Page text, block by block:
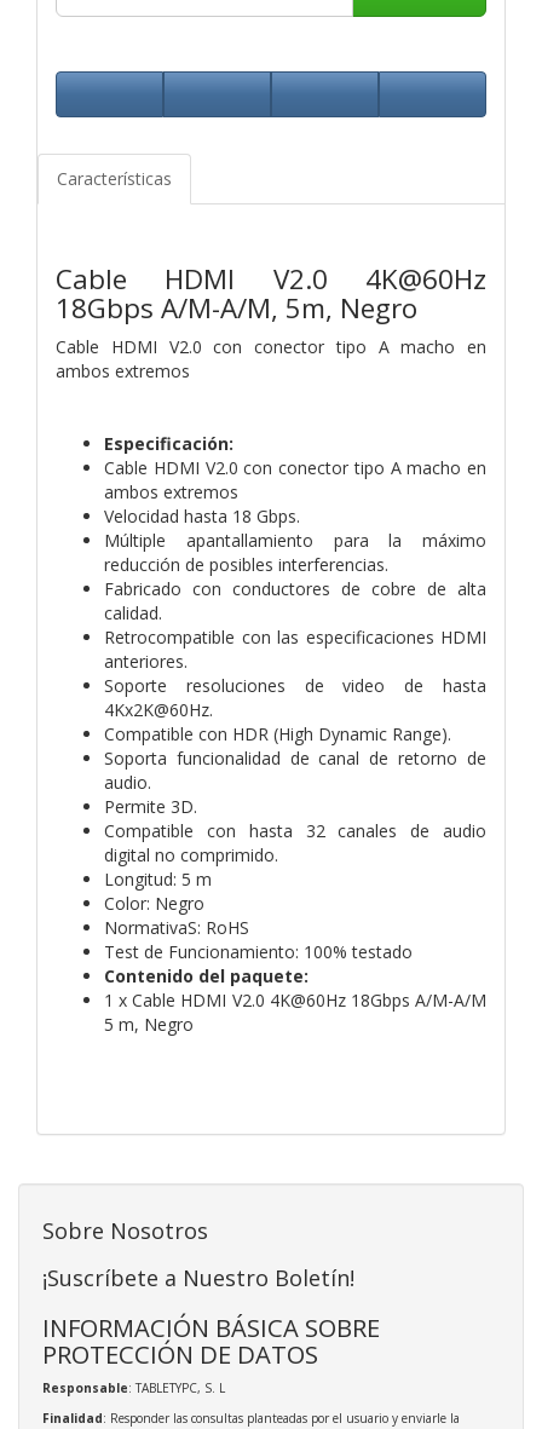
Características
Cable HDMI V2.0 4K@60Hz
18Gbps A/M-A/M, 5m, Negro
Cable HDMI V2.0 con conector tipo A macho en
ambos extremos
Especificación:
Cable HDMI V2.0 con conector tipo A macho en
ambos extremos
Velocidad hasta 18 Gbps.
Múltiple apantallamiento para la máximo
reducción de posibles interferencias.
Fabricado con conductores de cobre de alta
calidad.
Retrocompatible con las especificaciones HDMI
anteriores.
Soporte resoluciones de video de hasta
4Kx2K@60Hz.
Compatible con HDR (High Dynamic Range).
Soporta funcionalidad de canal de retorno de
audio.
Permite 3D.
Compatible con hasta 32 canales de audio
digital no comprimido.
Longitud: 5 m
Color: Negro
NormativaS: RoHS
Test de Funcionamiento: 100% testado
Contenido del paquete:
1 x Cable HDMI V2.0 4K@60Hz 18Gbps A/M-A/M
5 m, Negro
Sobre Nosotros
¡Suscríbete a Nuestro Boletín!
INFORMACIÓN BÁSICA SOBRE
PROTECCIÓN DE DATOS
Responsable: TABLETYPC, S. L
Finalidad: Responder las consultas planteadas por el usuario y enviarle la